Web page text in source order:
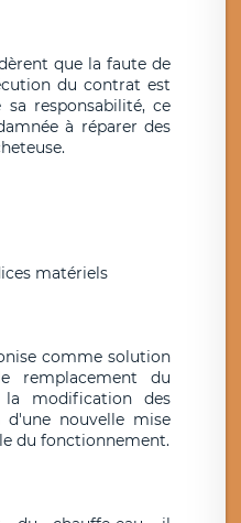
que la faute de
du contrat est
responsabilité, ce
à réparer des
matériels
comme solution
remplacement du
la modification des
d'une nouvelle mise
du fonctionnement.